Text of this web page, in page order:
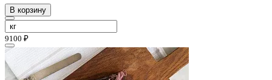
В корзину
9100 ₽